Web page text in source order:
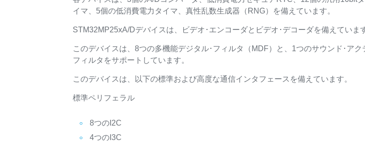
イマ、5個の低消費電力タイマ、真性乱数生成器（RNG）を備えています。
STM32MP25xA/Dデバイスは、ビデオ･エンコーダとビデオ･デコーダを備えていま
このデバイスは、8つの多機能デジタル･フィルタ（MDF）と、1つのサウンド･ア
フィルタをサポートしています。
このデバイスは、以下の標準および高度な通信インタフェースを備えています。
標準ペリフェラル
8つのI2C
4つのI3C